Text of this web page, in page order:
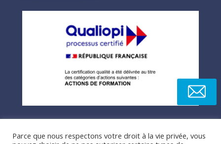
Parce que nous respectons votre droit à la vie privée, vous